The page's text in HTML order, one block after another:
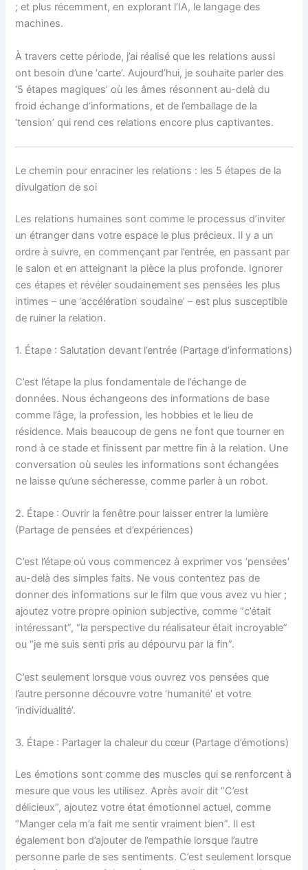
; et plus récemment, en explorant l’IA, le langage des
machines.
À travers cette période, j’ai réalisé que les relations aussi
ont besoin d’une ‘carte’. Aujourd’hui, je souhaite parler des
‘5 étapes magiques’ où les âmes résonnent au-delà du
froid échange d’informations, et de l’emballage de la
‘tension’ qui rend ces relations encore plus captivantes.
Le chemin pour enraciner les relations : les 5 étapes de la
divulgation de soi
Les relations humaines sont comme le processus d’inviter
un étranger dans votre espace le plus précieux. Il y a un
ordre à suivre, en commençant par l’entrée, en passant par
le salon et en atteignant la pièce la plus profonde. Ignorer
ces étapes et révéler soudainement ses pensées les plus
intimes – une ‘accélération soudaine’ – est plus susceptible
de ruiner la relation.
1. Étape : Salutation devant l’entrée (Partage d’informations)
C’est l’étape la plus fondamentale de l’échange de
données. Nous échangeons des informations de base
comme l’âge, la profession, les hobbies et le lieu de
résidence. Mais beaucoup de gens ne font que tourner en
rond à ce stade et finissent par mettre fin à la relation. Une
conversation où seules les informations sont échangées
ne laisse qu’une sécheresse, comme parler à un robot.
2. Étape : Ouvrir la fenêtre pour laisser entrer la lumière
(Partage de pensées et d’expériences)
C’est l’étape où vous commencez à exprimer vos ‘pensées’
au-delà des simples faits. Ne vous contentez pas de
donner des informations sur le film que vous avez vu hier ;
ajoutez votre propre opinion subjective, comme “c’était
intéressant”, “la perspective du réalisateur était incroyable”
ou “je me suis senti pris au dépourvu par la fin”.
C’est seulement lorsque vous ouvrez vos pensées que
l’autre personne découvre votre ‘humanité’ et votre
‘individualité’.
3. Étape : Partager la chaleur du cœur (Partage d’émotions)
Les émotions sont comme des muscles qui se renforcent à
mesure que vous les utilisez. Après avoir dit “C’est
délicieux”, ajoutez votre état émotionnel actuel, comme
“Manger cela m’a fait me sentir vraiment bien”. Il est
également bon d’ajouter de l’empathie lorsque l’autre
personne parle de ses sentiments. C’est seulement lorsque